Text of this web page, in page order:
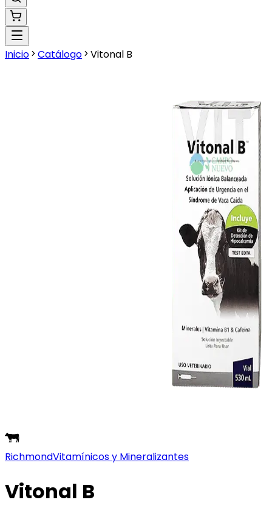
Inicio Catálogo Vitonal B
RichmondVitamínicos y Mineralizantes
Vitonal B